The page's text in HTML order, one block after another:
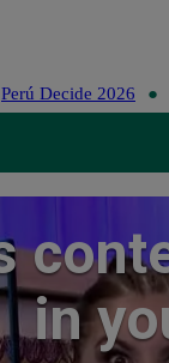
Perú Decide 2026